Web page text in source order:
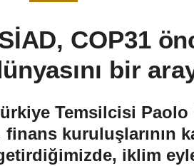
COP31
bir
Temsilcisi
finans kuruluşlarının
iklim